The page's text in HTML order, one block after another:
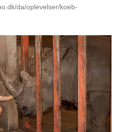
da/oplevelser/koeb-